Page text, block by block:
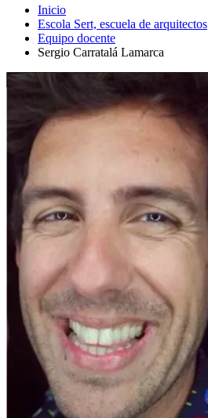
Inicio
Escola Sert, escuela de arquitectos
Equipo docente
Sergio Carratalá Lamarca